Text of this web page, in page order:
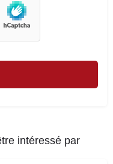
intéressé par